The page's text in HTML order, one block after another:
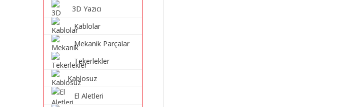
Malzemeleri
3D Yazıcı
Kablolar
Mekanik Parçalar
Tekerlekler
Kablosuz
Sistemleri
El Aletleri